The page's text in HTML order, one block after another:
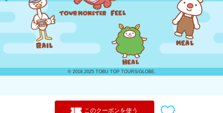
このクーポンを使う
© 2018,2025 TOBU TOP TOURS/GLOBE.